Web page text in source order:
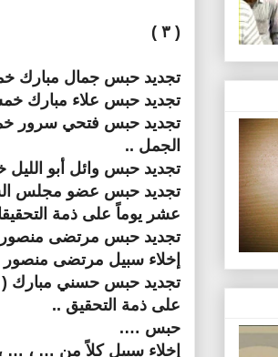
( ٣ )
تجديد حبس جمال مبارك
تجديد حبس علاء مبارك
تجديد حبس فتحي سرور
الجمل ..
تجديد حبس وائل أبو
تجديد حبس عضو مجلس
عشر يوماً على ذمة
تجديد حبس مرتضى
إخلاء سبيل مرتضى
تجديد حبس حسني
على ذمة التحقيق ..
حبس ….
إخلاء سبيل كلاً من … ،